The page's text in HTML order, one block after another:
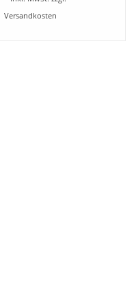
Versandkosten